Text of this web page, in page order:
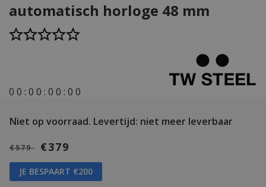
automatisch horloge 48 mm
0 0 : 0 0 : 0 0 : 0 0
Niet op voorraad. Levertijd: niet meer leverbaar
€579 €379
JE BESPAART €200